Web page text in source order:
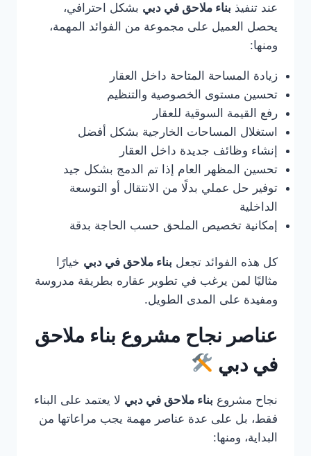
عند تنفيذ بناء ملاحق في دبي بشكل احترافي،
يحصل العميل على مجموعة من الفوائد المهمة،
ومنها:
زيادة المساحة المتاحة داخل العقار
تحسين مستوى الخصوصية والتنظيم
رفع القيمة السوقية للعقار
استغلال المساحات الخارجية بشكل أفضل
إنشاء وظائف جديدة داخل العقار
تحسين المظهر العام إذا تم الدمج بشكل جيد
توفير حل عملي بدلًا من الانتقال أو التوسعة
الداخلية
إمكانية تخصيص الملحق حسب الحاجة بدقة
كل هذه الفوائد تجعل بناء ملاحق في دبي خيارًا
مثاليًا لمن يرغب في تطوير عقاره بطريقة مدروسة
ومفيدة على المدى الطويل.
عناصر نجاح مشروع بناء ملاحق
في دبي
نجاح مشروع بناء ملاحق في دبي لا يعتمد على البناء
فقط، بل على عدة عناصر مهمة يجب مراعاتها من
البداية، ومنها: